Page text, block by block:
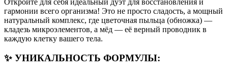
гармонии всего организма! Это не просто сладость, а мощный
натуральный комплекс, где цветочная пыльца (обножка) —
кладезь микроэлементов, а мёд — её верный проводник в
каждую клетку вашего тела.
✨ УНИКАЛЬНОСТЬ ФОРМУЛЫ: